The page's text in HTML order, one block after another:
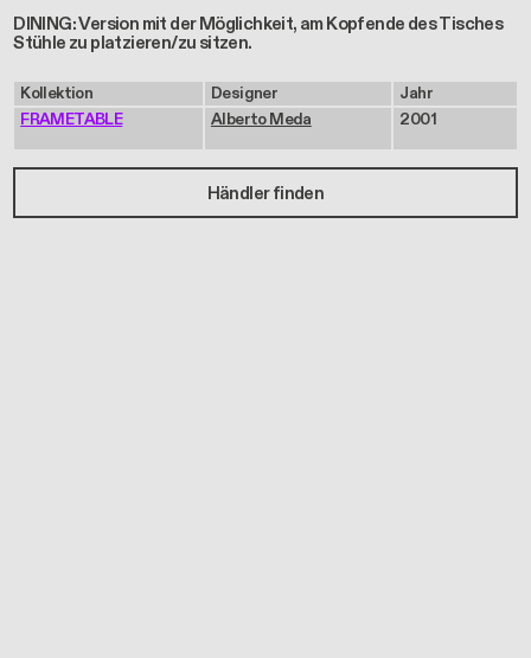
DINING: Version mit der Möglichkeit, am Kopfende des Tisches
Stühle zu platzieren/zu sitzen.
Kollektion
FRAMETABLE
Designer
Alberto Meda
Jahr
2001
Händler finden